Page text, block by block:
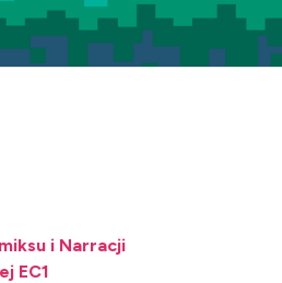
i Narracji
EC1